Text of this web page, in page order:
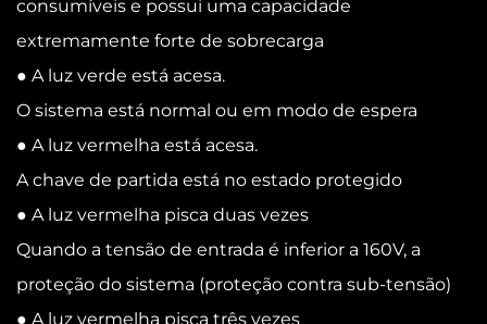
consumíveis e possui uma capacidade
extremamente forte de sobrecarga
● A luz verde está acesa.
O sistema está normal ou em modo de espera
● A luz vermelha está acesa.
A chave de partida está no estado protegido
● A luz vermelha pisca duas vezes
Quando a tensão de entrada é inferior a 160V, a
proteção do sistema (proteção contra sub-tensão)
● A luz vermelha pisca três vezes